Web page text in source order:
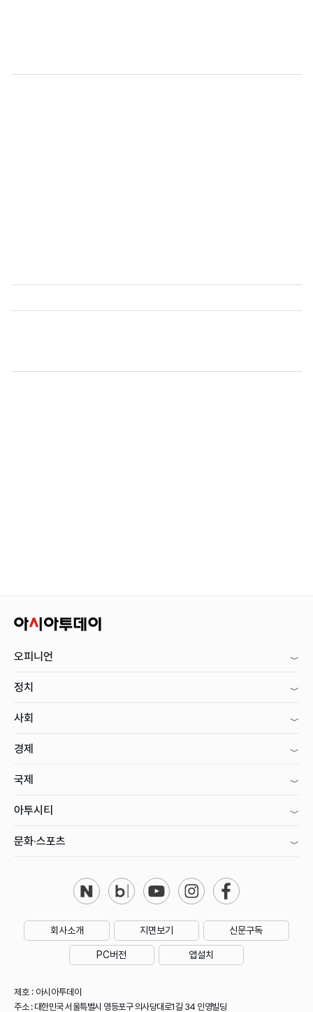
오피니언
정치
사회
경제
국제
아투시티
문화·스포츠
회사소개 지면보기 신문구독
PC버전 앱설치
제호 : 아시아투데이
주소 : 대한민국 서울특별시 영등포구 의사당대로1길 34 인영빌딩